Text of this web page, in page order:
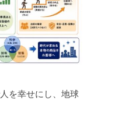
を幸せにし、地球